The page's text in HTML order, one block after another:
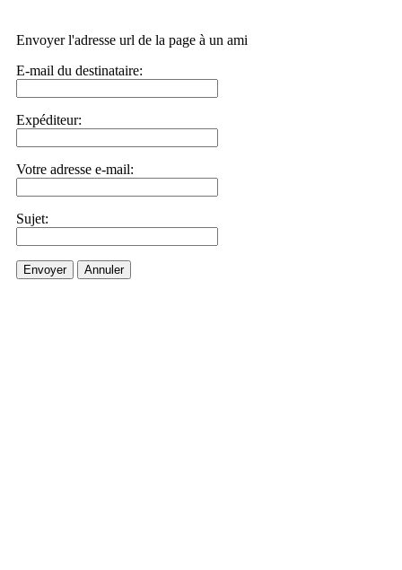
Envoyer l'adresse url de la page à un ami
E-mail du destinataire:
Expéditeur:
Votre adresse e-mail:
Sujet:
Envoyer Annuler